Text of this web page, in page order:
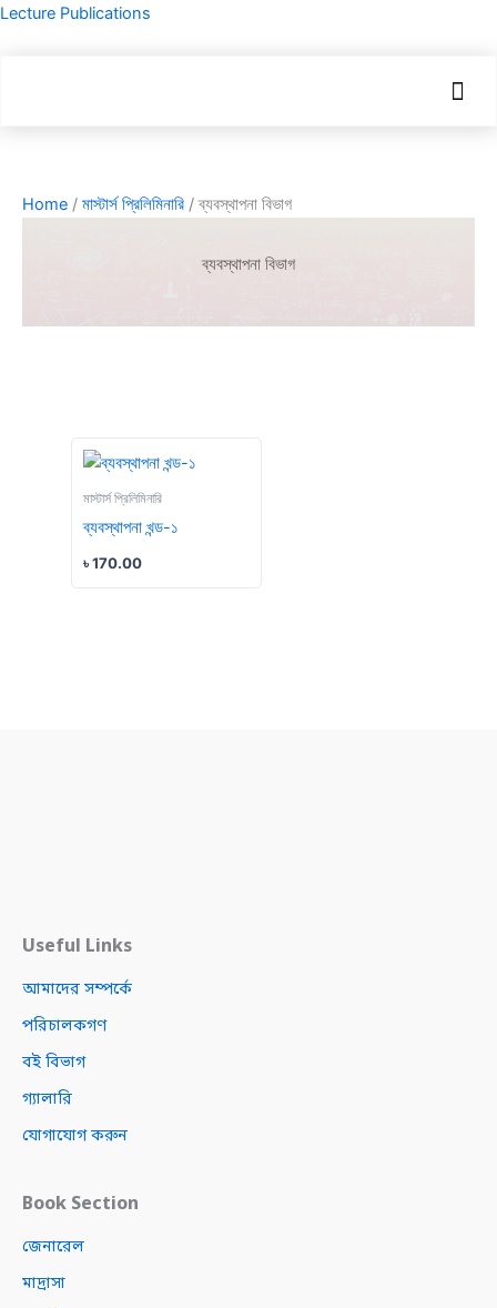
Skip
Lecture Publications
Home / মাস্টার্স প্রিলিমিনারি / ব্যবস্থাপনা বিভাগ
ব্যবস্থাপনা বিভাগ
মাস্টার্স প্রিলিমিনারি
ব্যবস্থাপনা খন্ড-১
৳170.00
Useful Links
আমাদের সম্পর্কে
পরিচালকগণ
বই বিভাগ
গ্যালারি
যোগাযোগ করুন
Book Section
জেনারেল
মাদ্রাসা